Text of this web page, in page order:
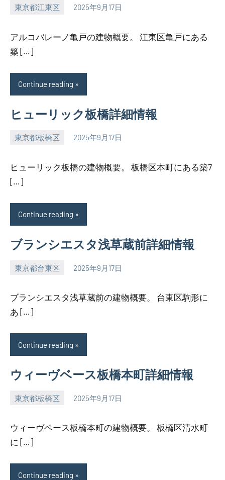
東京都江東区 2025年9月17日
SEZIMO
アルコバレーノ亀戸の建物概要。 江東区亀戸にある
築 […]
Continue reading
ヒューリック板橋詳細情報
東京都板橋区 2025年9月17日
SEZIMO
ヒューリック板橋の建物概要。 板橋区本町にある築7
[…]
Continue reading
ブランシエスタ浅草蔵前詳細情報
東京都台東区 2025年9月17日
SEZIMO
ブランシエスタ浅草蔵前の建物概要。 台東区駒形に
あ […]
Continue reading
ウィーヴベース板橋本町詳細情報
東京都板橋区 2025年9月17日
SEZIMO
ウィーヴベース板橋本町の建物概要。 板橋区清水町
に […]
Continue reading